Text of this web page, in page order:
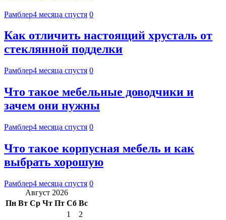
Рамблер4 месяца спустя 0
Как отличить настоящий хрусталь от
стеклянной подделки
Рамблер4 месяца спустя 0
Что такое мебельные доводчики и
зачем они нужны
Рамблер4 месяца спустя 0
Что такое корпусная мебель и как
выбрать хорошую
Рамблер4 месяца спустя 0
Август 2026
Пн Вт Ср Чт Пт Сб Вс
1
2